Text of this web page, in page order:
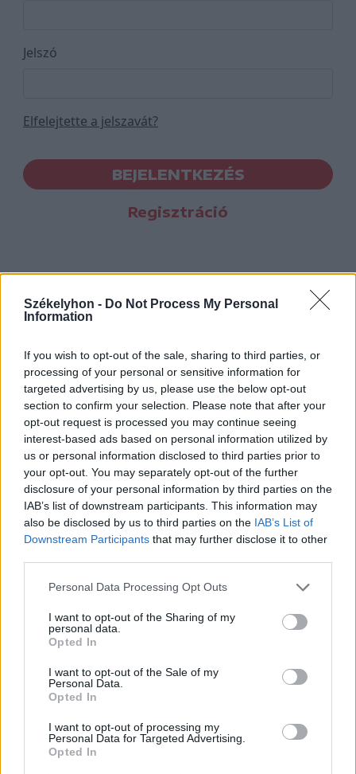
Székelyhon - Do Not Process My Personal
Information
If you wish to opt-out of the sale, sharing to third parties, or
processing of your personal or sensitive information for
targeted advertising by us, please use the below opt-out
section to confirm your selection. Please note that after your
opt-out request is processed you may continue seeing
interest-based ads based on personal information utilized by
us or personal information disclosed to third parties prior to
your opt-out. You may separately opt-out of the further
disclosure of your personal information by third parties on the
IAB’s list of downstream participants. This information may
also be disclosed by us to third parties on the IAB’s List of
Downstream Participants that may further disclose it to other
Personal Data Processing Opt Outs
I want to opt-out of the Sharing of my
personal data.
Opted In
I want to opt-out of the Sale of my
Personal Data.
Opted In
I want to opt-out of processing my
Personal Data for Targeted Advertising.
Opted In
Jelszó
Elfelejtette a jelszavát?
BEJELENTKEZÉS
Regisztráció
Hasznos
Impresszum
Szerzői jogok
Adatvédelmi tájékoztató
Cookie-kezelési tájékoztató
Hozzászólási szabályzat
Nyomtatott lapjaink archívuma
Székely Hírmondó archívuma
Sütibeállítások
Médiatér